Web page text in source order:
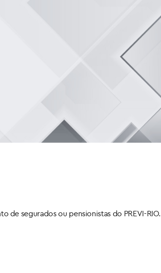
de segurados ou pensionistas do PREVI-RIO.